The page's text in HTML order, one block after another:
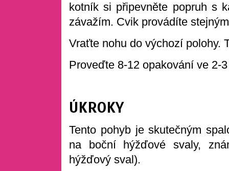
kotník si připevněte popruh s
závažím. Cvik provádíte
Vraťte nohu do výchozí polohy.
Proveďte 8-12 opakování ve 2-
ÚKROKY
Tento pohyb je skutečným
na boční hýžďové svaly,
hýžďový sval).